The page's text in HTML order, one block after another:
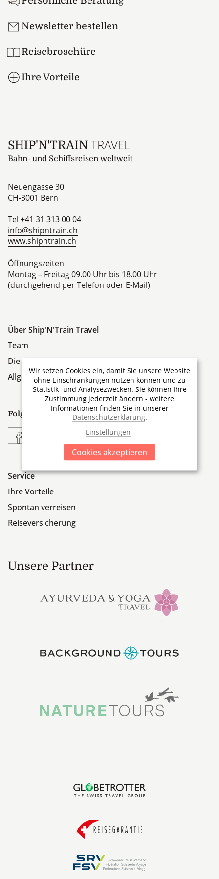
Newsletter bestellen
Reisebroschüre
Ihre Vorteile
SHIP'N'TRAIN TRAVEL
Bahn- und Schiffsreisen weltweit
Neuengasse 30
CH-3001 Bern
Tel +41 31 313 00 04
info@shipntrain.ch
www.shipntrain.ch
Öffnungszeiten
Montag – Freitag 09.00 Uhr bis 18.00 Uhr
(durchgehend per Telefon oder E-Mail)
Über Ship'N'Train Travel
Team
Die Firmengruppe
Allgemeine Geschäftsbedingungen
Folgen Sie uns:
Facebook InstagramWhatsapp
Service
Ihre Vorteile
Spontan verreisen
Reiseversicherung
Unsere Partner
Wir setzen Cookies ein, damit Sie unsere Website
ohne Einschränkungen nutzen können und zu
Statistik- und Analysezwecken. Sie können Ihre
Zustimmung jederzeit ändern - weitere
Informationen finden Sie in unserer
Datenschutzerklärung.
Einstellungen
Cookies akzeptieren